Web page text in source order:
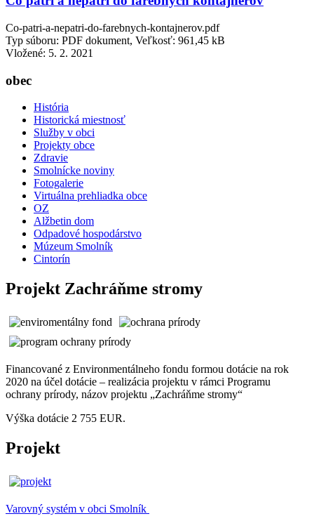
Co-patri-a-nepatri-do-farebnych-kontajnerov.pdf
Typ súboru: PDF dokument, Veľkosť: 961,45 kB
Vložené: 5. 2. 2021
obec
História
Historická miestnosť
Služby v obci
Projekty obce
Zdravie
Smolnícke noviny
Fotogalerie
Virtuálna prehliadka obce
OZ
Alžbetin dom
Odpadové hospodárstvo
Múzeum Smolník
Cintorín
Projekt Zachráňme stromy
Financované z Environmentálneho fondu formou dotácie na rok
2020 na účel dotácie – realizácia projektu v rámci Programu
ochrany prírody, názov projektu „Zachráňme stromy“
Výška dotácie 2 755 EUR.
Projekt
Varovný systém v obci Smolník